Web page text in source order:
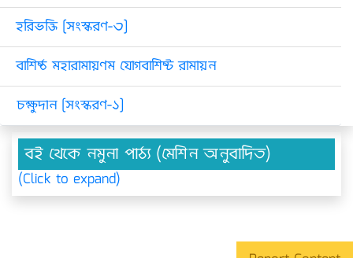
হরিভক্তি [সংস্করণ-৩]
বাশিষ্ঠ মহারামায়ণম যোগবাশিষ্ট রামায়ন
চক্ষুদান [সংস্করণ-১]
বই থেকে নমুনা পাঠ্য (মেশিন অনুবাদিত)
(Click to expand)